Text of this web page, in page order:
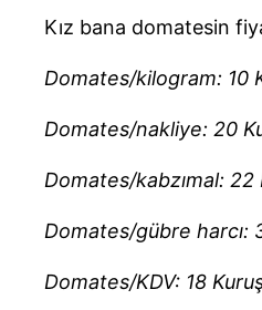
Kız bana domatesin
Domates/kilogram: 10
Domates/nakliye: 20
Domates/kabzımal: 22
Domates/gübre harcı:
Domates/KDV: 18